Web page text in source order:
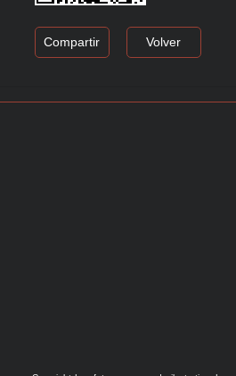
Compartir Volver